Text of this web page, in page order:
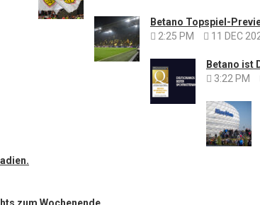
Betano Topspiel-
2:25 PM
11 DEC
Betano ist
3:22 PM